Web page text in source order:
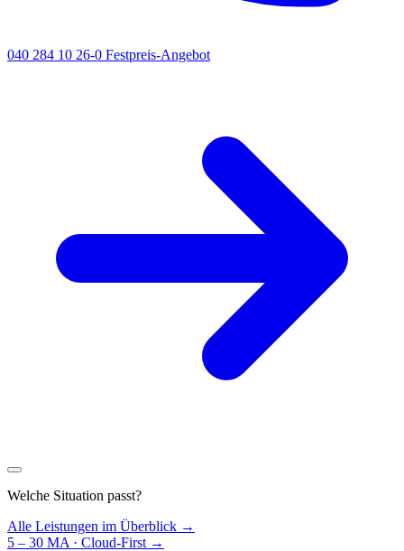
040 284 10 26-0 Festpreis-Angebot
Welche Situation passt?
Alle Leistungen im Überblick →
5 – 30 MA · Cloud-First →